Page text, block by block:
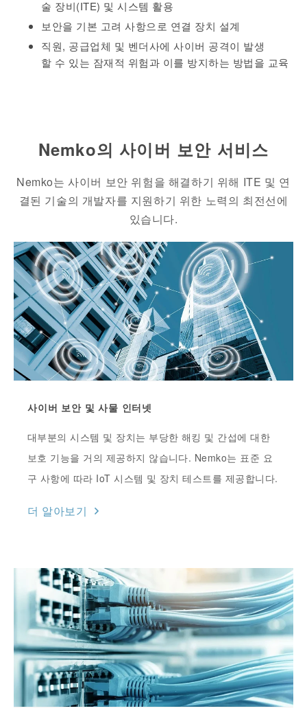
술 장비(ITE) 및 시스템 활용
보안을 기본 고려 사항으로 연결 장치 설계
직원, 공급업체 및 벤더사에 사이버 공격이 발생
할 수 있는 잠재적 위험과 이를 방지하는 방법을 교육
Nemko의 사이버 보안 서비스
Nemko는 사이버 보안 위험을 해결하기 위해 ITE 및 연
결된 기술의 개발자를 지원하기 위한 노력의 최전선에
있습니다.
사이버 보안 및 사물 인터넷
대부분의 시스템 및 장치는 부당한 해킹 및 간섭에 대한
보호 기능을 거의 제공하지 않습니다. Nemko는 표준 요
구 사항에 따라 IoT 시스템 및 장치 테스트를 제공합니다.
더 알아보기